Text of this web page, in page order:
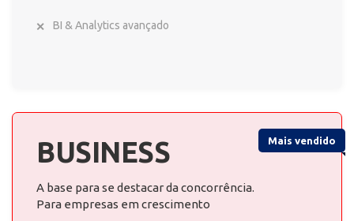
BI & Analytics avançado
Mais vendido
BUSINESS
A base para se destacar da concorrência.
Para empresas em crescimento